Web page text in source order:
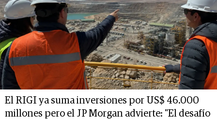
El RIGI ya suma inversiones por US$ 46.000
millones pero el JP Morgan advierte: "El desafío